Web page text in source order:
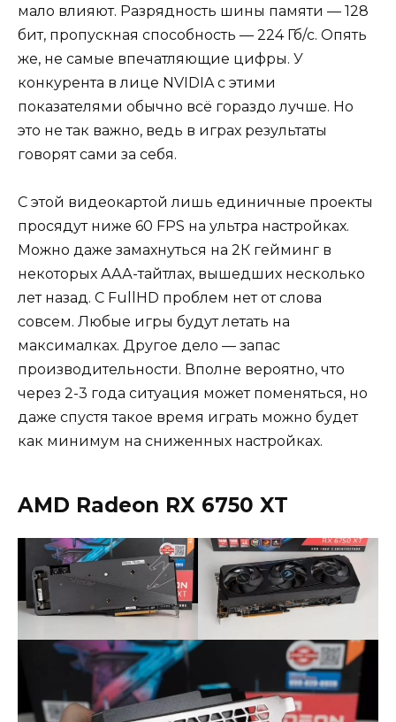
мало влияют. Разрядность шины памяти — 128
бит, пропускная способность — 224 Гб/с. Опять
же, не самые впечатляющие цифры. У
конкурента в лице NVIDIA с этими
показателями обычно всё гораздо лучше. Но
это не так важно, ведь в играх результаты
говорят сами за себя.
С этой видеокартой лишь единичные проекты
просядут ниже 60 FPS на ультра настройках.
Можно даже замахнуться на 2К гейминг в
некоторых ААА-тайтлах, вышедших несколько
лет назад. С FullHD проблем нет от слова
совсем. Любые игры будут летать на
максималках. Другое дело — запас
производительности. Вполне вероятно, что
через 2-3 года ситуация может поменяться, но
даже спустя такое время играть можно будет
как минимум на сниженных настройках.
AMD Radeon RX 6750 XT